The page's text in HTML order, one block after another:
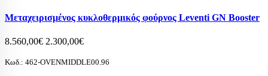
Μεταχειρισμένος κυκλοθερμικός φούρνος Leventi GN Booster
8.560,00€ 2.300,00€
Κωδ.: 462-OVENMIDDLE00.96